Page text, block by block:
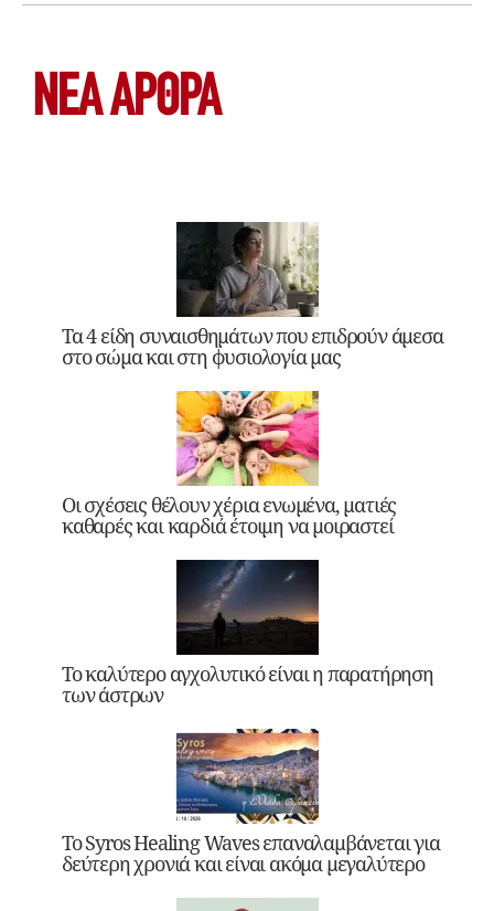
ΝΕΑ ΆΡΘΡΑ
Τα 4 είδη συναισθημάτων που επιδρούν άμεσα
στο σώμα και στη φυσιολογία μας
Οι σχέσεις θέλουν χέρια ενωμένα, ματιές
καθαρές και καρδιά έτοιμη να μοιραστεί
Το καλύτερο αγχολυτικό είναι η παρατήρηση
των άστρων
Το Syros Healing Waves επαναλαμβάνεται για
δεύτερη χρονιά και είναι ακόμα μεγαλύτερο